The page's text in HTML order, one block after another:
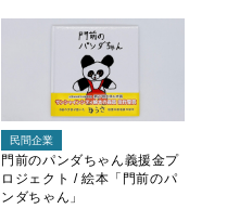
民間企業
門前のパンダちゃん義援金プ
ロジェクト / 絵本「門前のパ
ンダちゃん」